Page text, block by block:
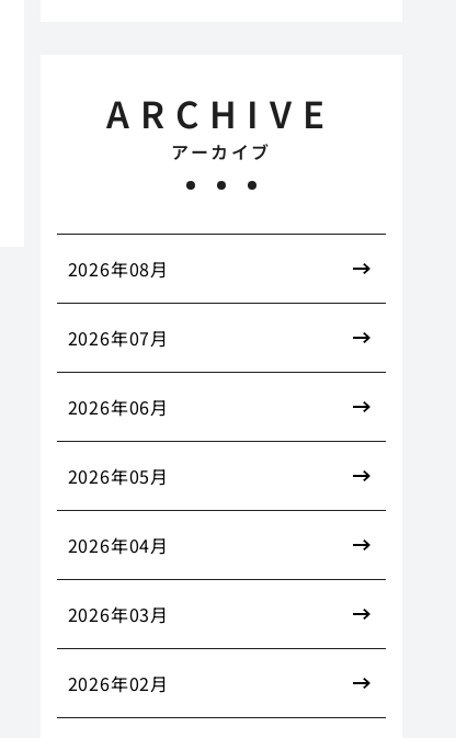
ARCHIVE
アーカイブ
2026年08月
2026年07月
2026年06月
2026年05月
2026年04月
2026年03月
2026年02月